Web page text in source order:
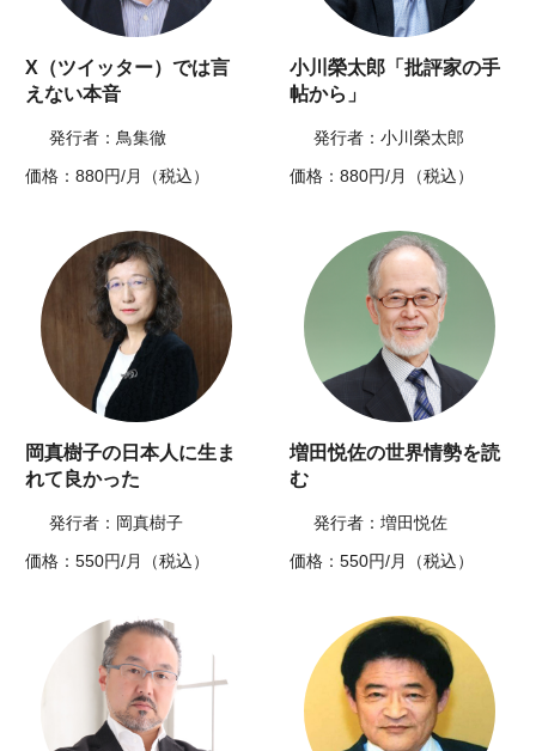
X（ツイッター）では言
えない本音
発行者：鳥集徹
価格：880円/月（税込）
小川榮太郎「批評家の手
帖から」
発行者：小川榮太郎
価格：880円/月（税込）
岡真樹子の日本人に生ま
れて良かった
発行者：岡真樹子
価格：550円/月（税込）
増田悦佐の世界情勢を読
む
発行者：増田悦佐
価格：550円/月（税込）